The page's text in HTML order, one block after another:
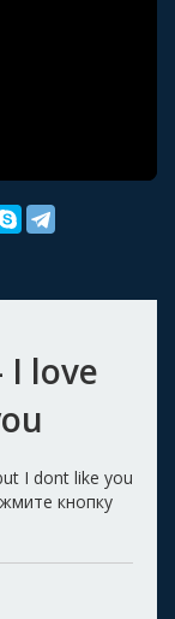
I love
I dont like you
кнопку